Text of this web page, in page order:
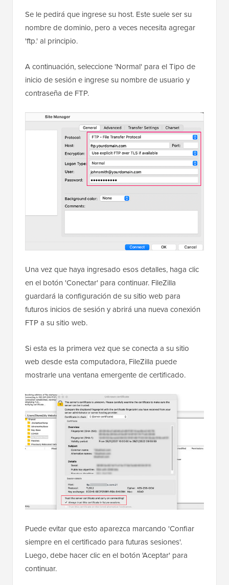
Se le pedirá que ingrese su host. Este suele ser su
nombre de dominio, pero a veces necesita agregar
'ftp.' al principio.
A continuación, seleccione 'Normal' para el Tipo de
inicio de sesión e ingrese su nombre de usuario y
contraseña de FTP.
Una vez que haya ingresado esos detalles, haga clic
en el botón 'Conectar' para continuar. FileZilla
guardará la configuración de su sitio web para
futuros inicios de sesión y abrirá una nueva conexión
FTP a su sitio web.
Si esta es la primera vez que se conecta a su sitio
web desde esta computadora, FileZilla puede
mostrarle una ventana emergente de certificado.
Puede evitar que esto aparezca marcando 'Confiar
siempre en el certificado para futuras sesiones'.
Luego, debe hacer clic en el botón 'Aceptar' para
continuar.